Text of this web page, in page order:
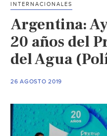
mejorar
acceso
a
agua
INTERNACIONALES
Argentina:
20 años del
del Agua
26 AGOSTO 2019